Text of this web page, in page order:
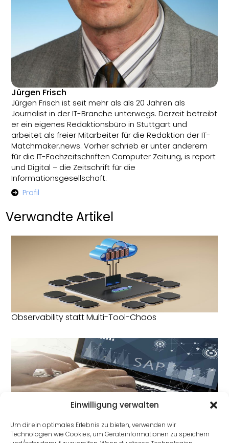
Einwilligung verwalten
Um dir ein optimales Erlebnis zu bieten, verwenden wir
Technologien wie Cookies, um Geräteinformationen zu speichern
Jürgen Frisch
Jürgen Frisch ist seit mehr als als 20 Jahren als
Journalist in der IT-Branche unterwegs. Derzeit betreibt
er ein eigenes Redaktionsbüro in Stuttgart und
arbeitet als freier Mitarbeiter für die Redaktion der IT-
Matchmaker.news. Vorher schrieb er unter anderem
für die IT-Fachzeitschriften Computer Zeitung, is report
und Digital – die Zeitschrift für die
Informationsgesellschaft.
Profil
Verwandte Artikel
Observability statt Multi-Tool-Chaos